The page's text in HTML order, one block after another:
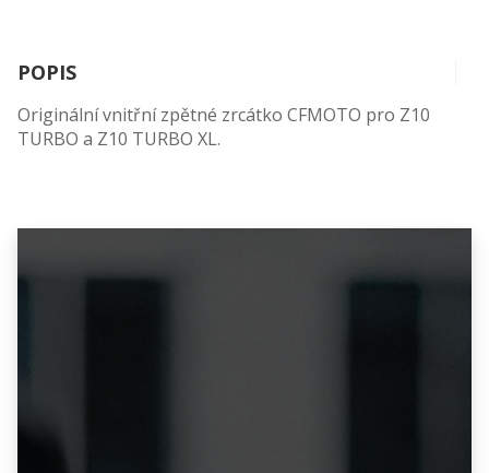
POPIS
Originální vnitřní zpětné zrcátko CFMOTO pro Z10
TURBO a Z10 TURBO XL.